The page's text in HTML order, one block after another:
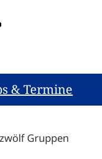
& Termine
Gruppen